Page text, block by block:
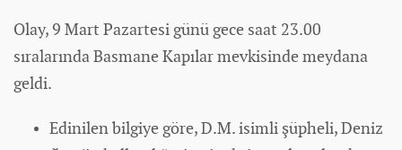
Olay, 9 Mart Pazartesi günü gece saat 23.00
sıralarında Basmane Kapılar mevkisinde meydana
geldi.
Edinilen bilgiye göre, D.M. isimli şüpheli, Deniz